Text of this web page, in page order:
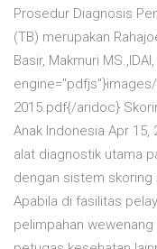
Prosedur Diagnosis
(TB) merupakan
Basir, Makmuri
2015.pdf{/aridoc}
Anak Indonesia Apr 15,
alat diagnostik utama
dengan sistem skoring
Apabila di fasilitas
pelimpahan